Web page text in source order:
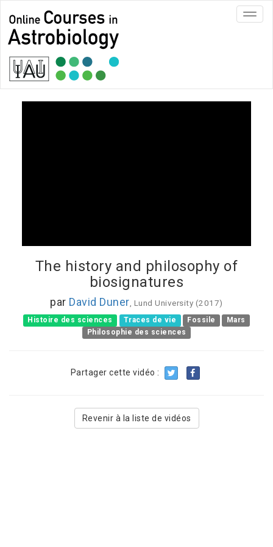
The history and philosophy of
biosignatures
par David Duner , Lund University (2017)
Histoire des sciences Traces de vie Fossile
Mars
Philosophie des sciences
Partager cette vidéo :
Revenir à la liste de vidéos